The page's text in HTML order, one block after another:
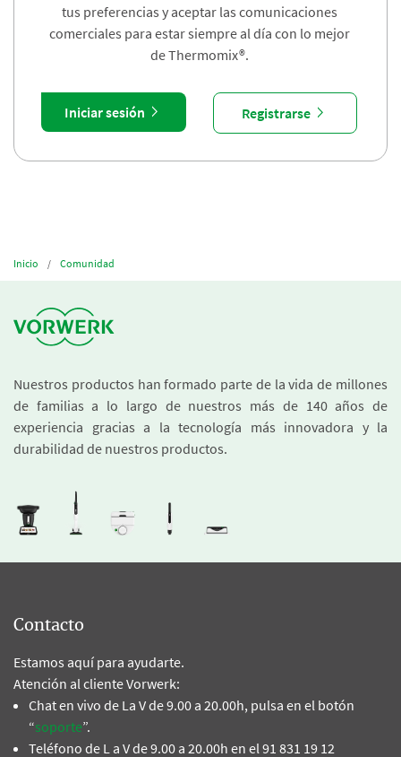
tus preferencias y aceptar las comunicaciones
comerciales para estar siempre al día con lo mejor
de Thermomix®.
Iniciar sesión Registrarse
Inicio Comunidad
Nuestros productos han formado parte de la vida de millones
de familias a lo largo de nuestros más de 140 años de
experiencia gracias a la tecnología más innovadora y la
durabilidad de nuestros productos.
Contacto
Estamos aquí para ayudarte.
Atención al cliente Vorwerk:
Chat en vivo de La V de 9.00 a 20.00h, pulsa en el botón
“soporte”.
Teléfono de L a V de 9.00 a 20.00h en el 91 831 19 12